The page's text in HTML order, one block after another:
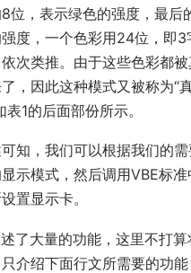
位，表示绿色的强度，最后
度，一个色彩用24位，即3
次类推。由于这些色彩都
，因此这种模式又被称为“
表1的后面部份所示。
知，我们可以根据我们的需
示模式，然后调用VBE标准
置显示卡。
了大量的功能，这里不打算
介绍下面行文所需要的功能